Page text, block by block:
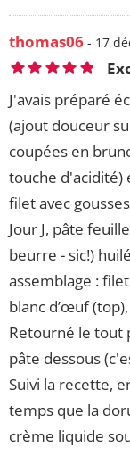
thomas06 - 17
J'avais préparé
(ajout douceur
coupées en
touche d'acidité)
filet avec
Jour J, pâte
beurre - sic!)
assemblage :
blanc d’œuf (top),
Retourné le tout
pâte dessous
Suivi la recette,
temps que la
crème liquide